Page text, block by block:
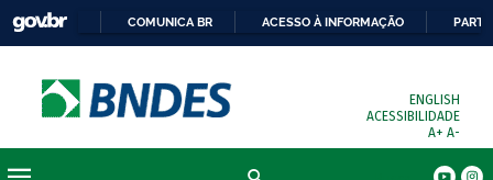
COMUNICA BR ACESSO À INFORMAÇÃO
ENGLISH
ACESSIBILIDADE
A+ A-